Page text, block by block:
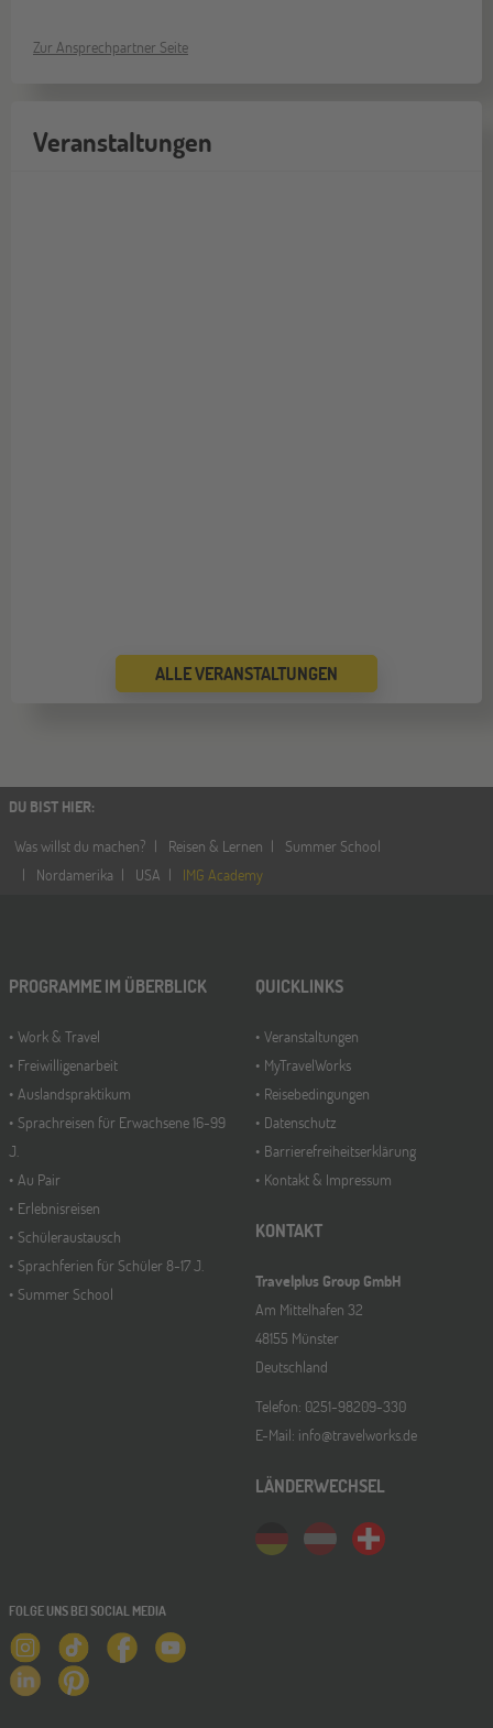
Zur Ansprechpartner Seite
Veranstaltungen
ALLE VERANSTALTUNGEN
DU BIST HIER:
Was willst du machen?
Reisen & Lernen
Summer School
Nordamerika
USA IMG Academy
PROGRAMME IM ÜBERBLICK
Work & Travel
Freiwilligenarbeit
Auslandspraktikum
Sprachreisen für Erwachsene 16-99
J.
Au Pair
Erlebnisreisen
Schüleraustausch
Sprachferien für Schüler 8-17 J.
Summer School
QUICKLINKS
Veranstaltungen
MyTravelWorks
Reisebedingungen
Datenschutz
Barrierefreiheitserklärung
Kontakt & Impressum
KONTAKT
Travelplus Group GmbH
Am Mittelhafen 32
48155 Münster
Deutschland
Telefon: 0251-98209-330
E-Mail: info@travelworks.de
LÄNDERWECHSEL
FOLGE UNS BEI SOCIAL MEDIA